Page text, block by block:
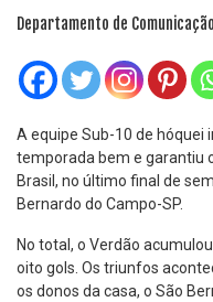
Departamento de Comunicação
A equipe Sub-10 de hóquei
temporada bem e garantiu
Brasil, no último final de
Bernardo do Campo-SP.
No total, o Verdão
oito gols. Os triunfos
os donos da casa, o São